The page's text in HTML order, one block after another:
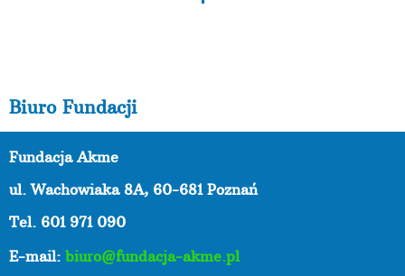
Biuro Fundacji
Fundacja Akme
ul. Wachowiaka 8A, 60-681 Poznań
Tel. 601 971 090
E-mail: biuro@fundacja-akme.pl